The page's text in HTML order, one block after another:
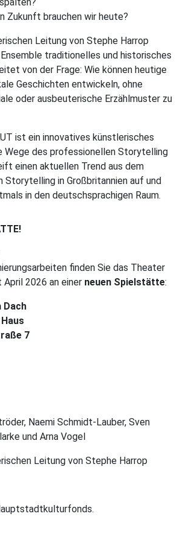
Zukunft brauchen wir heute?
Leitung von Stephe Harrop
traditionelles und historisches
von der Frage: Wie können heutige
Geschichten entwickeln, ohne
oder ausbeuterische Erzählmuster zu
ist ein innovatives künstlerisches
Wege des professionellen Storytelling
einen aktuellen Trend aus dem
Storytelling in Großbritannien auf und
in den deutschsprachigen Raum.
finden Sie das Theater
2026 an einer neuen Spielstätte:
Dach
7
Naemi Schmidt-Lauber, Sven
und Arna Vogel
Leitung von Stephe Harrop